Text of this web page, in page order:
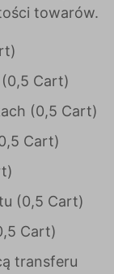
towarów.
Cart)
(0,5 Cart)
Cart)
(0,5 Cart)
Cart)
transferu